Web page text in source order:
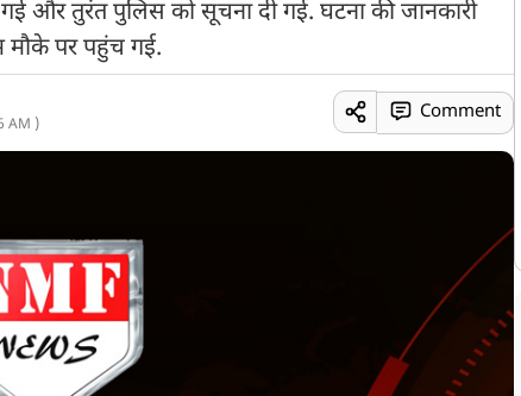
और तुरंत पुलिस को सूचना दी गई. घटना की जानकारी
मौके पर पहुंच गई.
AM )
Comment